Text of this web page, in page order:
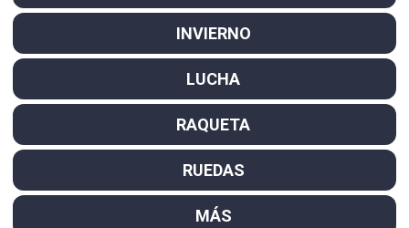
INVIERNO
LUCHA
RAQUETA
RUEDAS
MÁS